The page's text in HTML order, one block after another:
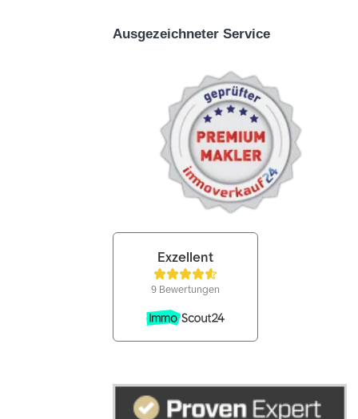
Ausgezeichneter Service